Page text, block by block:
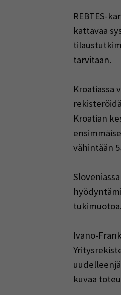
REBTES-
kattavaa
tarvitaan.
Kroatiassa
Kroatian
vähintään
tukimuotoa.
Ivano-
kuvaa